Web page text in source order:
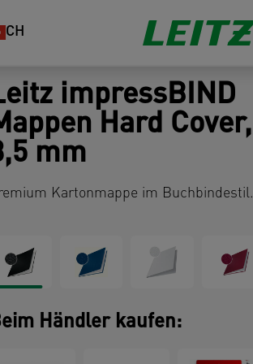
CH
impressBIND
Hard Cover,
mm
Kartonmappe im Buchbindestil.
Händler kaufen: